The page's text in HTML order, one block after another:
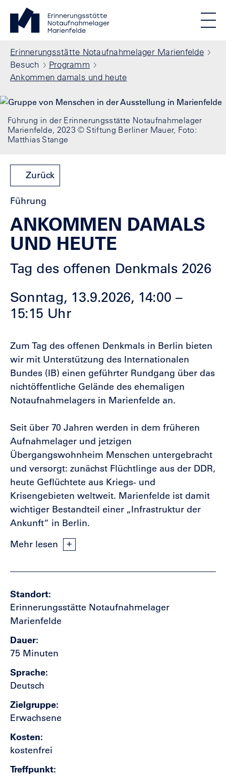
Direkt zum Inhalt
Standortmenu
Show locations
STIFTUNG BERLINER MAUER
Alle Standorte
Erinnerungsstätte Notaufnahmelager Marienfelde
Pfadnavigation
Erinnerungsstätte Notaufnahmelager Marienfelde
Besuch
Programm
Ankommen damals und heute
Führung in der Erinnerungsstätte Notaufnahmelager
Marienfelde, 2023 © Stiftung Berliner Mauer, Foto:
Matthias Stange
Zurück
Führung
ANKOMMEN DAMALS
UND HEUTE
Tag des offenen Denkmals 2026
Sonntag, 13.9.2026, 14:00 –
15:15 Uhr
Zum Tag des offenen Denkmals in Berlin bieten
wir mit Unterstützung des Internationalen
Bundes (IB) einen geführter Rundgang über das
nichtöffentliche Gelände des ehemaligen
Notaufnahmelagers in Marienfelde an.
Seit über 70 Jahren werden in dem früheren
Aufnahmelager und jetzigen
Übergangswohnheim Menschen untergebracht
und versorgt: zunächst Flüchtlinge aus der DDR,
heute Geflüchtete aus Kriegs- und
Krisengebieten weltweit. Marienfelde ist damit
wichtiger Bestandteil einer „Infrastruktur der
Ankunft“ in Berlin.
Mehr lesen
Standort
Erinnerungsstätte Notaufnahmelager
Marienfelde
Dauer
75 Minuten
Sprache
Deutsch
Zielgruppe
Erwachsene
Kosten
kostenfrei
Treffpunkt